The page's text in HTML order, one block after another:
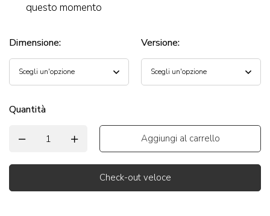
questo momento
Dimensione: Versione:
Quantità
Aggiungi al carrello
Check-out veloce